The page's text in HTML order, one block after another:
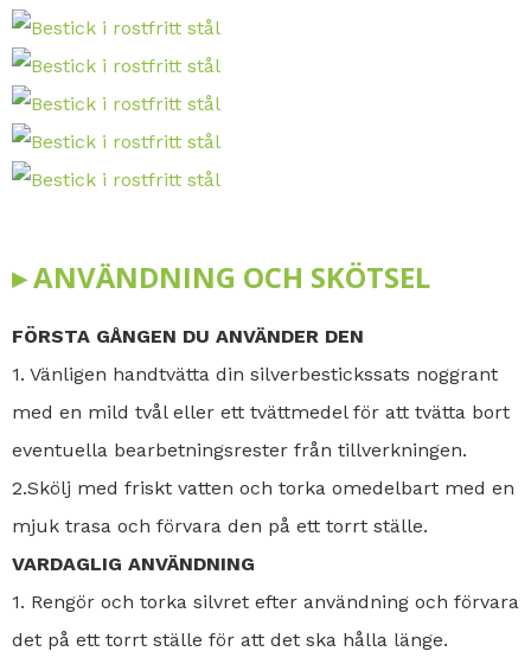
▸ ANVÄNDNING OCH SKÖTSEL
FÖRSTA GÅNGEN DU ANVÄNDER DEN
1. Vänligen handtvätta din silverbestickssats noggrant
med en mild tvål eller ett tvättmedel för att tvätta bort
eventuella bearbetningsrester från tillverkningen.
2.Skölj med friskt vatten och torka omedelbart med en
mjuk trasa och förvara den på ett torrt ställe.
VARDAGLIG ANVÄNDNING
1. Rengör och torka silvret efter användning och förvara
det på ett torrt ställe för att det ska hålla länge.